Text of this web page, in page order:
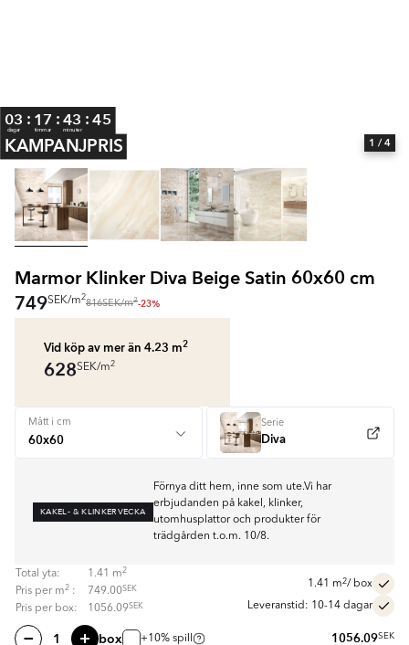
03
dagar
: 17
timmar
:43
minuter
:44
KAMPANJPRIS 1 / 4
Marmor Klinker Diva Beige Satin 60x60 cm
749SEK/m2
816SEK/m2-23%
Vid köp av mer än 4.23 m2
628SEK/m2
Mått i cm Serie
Diva
KAKEL- & KLINKERVECKA
Förnya ditt hem, inne som ute.Vi har
erbjudanden på kakel, klinker,
utomhusplattor och produkter för
trädgården t.o.m. 10/8.
Total yta: 1.41 m 2
Pris per m 2 : 749.00SEK
Pris per box: 1056.09SEK
1.41 m2/ box
Leveranstid: 10-14 dagar
box +10% spill 1056.09SEK